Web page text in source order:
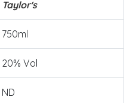
Taylor's
750ml
20% Vol
ND